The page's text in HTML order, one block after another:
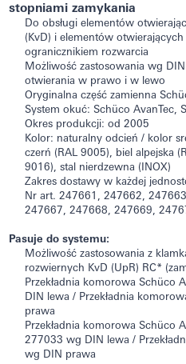
stopniami zamykania
Do obsługi elementów
(KvD) i elementów
ogranicznikiem rozwarcia
Możliwość zastosowania wg
otwierania w prawo i w lewo
Oryginalna część zamienna
System okuć: Schüco AvanTec,
Okres produkcji: od 2005
Kolor: naturalny odcień / kolor
czerń (RAL 9005), biel alpejska
9016), stal nierdzewna (INOX)
Zakres dostawy w każdej
Nr art. 247661, 247662,
247667, 247668, 247669,
Pasuje do systemu:
Możliwość zastosowania z
rozwiernych KvD (UpR) RC*
Przekładnia komorowa Schüco
DIN lewa / Przekładnia
prawa
Przekładnia komorowa Schüco
277033 wg DIN lewa /
wg DIN prawa